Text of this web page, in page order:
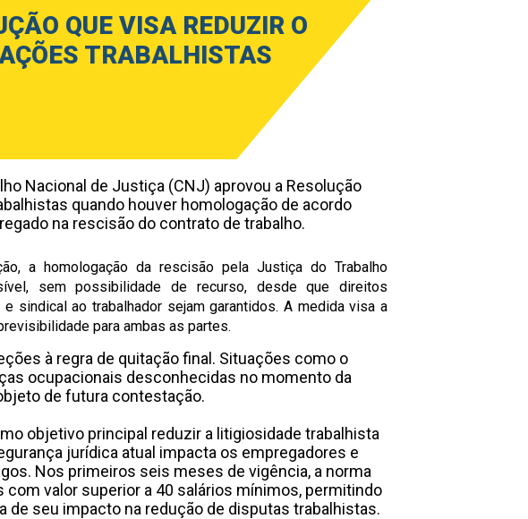
QUE VISA REDUZIR O
TRABALHISTAS
Nacional de Justiça (CNJ) aprovou a Resolução
quando houver homologação de acordo
na rescisão do contrato de trabalho.
a homologação da rescisão pela Justiça do Trabalho
sem possibilidade de recurso, desde que direitos
sindical ao trabalhador sejam garantidos. A medida visa a
para ambas as partes.
à regra de quitação final. Situações como o
ocupacionais desconhecidas no momento da
de futura contestação.
objetivo principal reduzir a litigiosidade trabalhista
jurídica atual impacta os empregadores e
Nos primeiros seis meses de vigência, a norma
com valor superior a 40 salários mínimos, permitindo
de seu impacto na redução de disputas trabalhistas.